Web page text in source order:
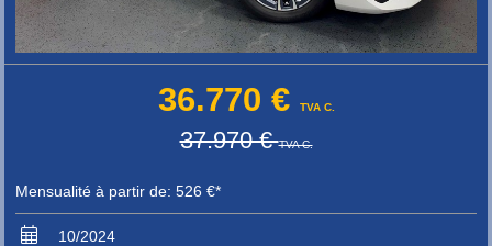
36.770 € TVA C.
37.970 €TVA C.
Mensualité à partir de: 526 €*
10/2024